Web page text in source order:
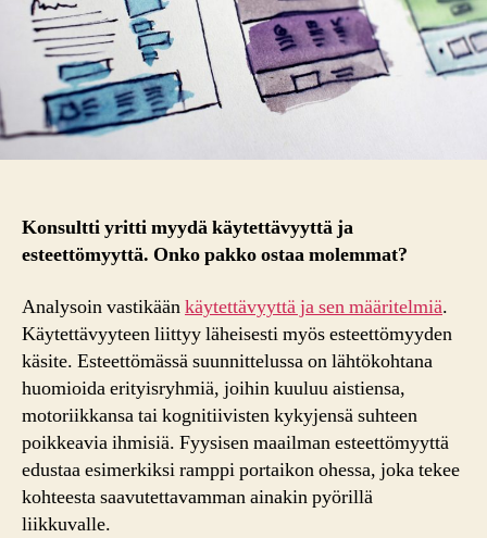
Konsultti yritti myydä käytettävyyttä ja
esteettömyyttä. Onko pakko ostaa molemmat?
Analysoin vastikäänkäytettävyyttä ja sen määritelmiä.
Käytettävyyteen liittyy läheisesti myös esteettömyyden
käsite. Esteettömässä suunnittelussa on lähtökohtana
huomioida erityisryhmiä, joihin kuuluu aistiensa,
motoriikkansa tai kognitiivisten kykyjensä suhteen
poikkeavia ihmisiä. Fyysisen maailman esteettömyyttä
edustaa esimerkiksi ramppi portaikon ohessa, joka tekee
kohteesta saavutettavamman ainakin pyörillä
liikkuvalle.